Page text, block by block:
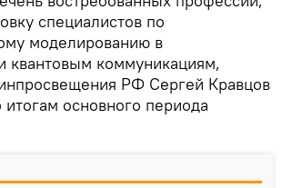
специалистов по
моделированию в
квантовым коммуникациям,
РФ Сергей Кравцов
основного периода